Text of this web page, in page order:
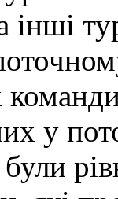
інші
у